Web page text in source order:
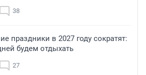
38
праздники в 2027 году сократят:
будем отдыхать
27